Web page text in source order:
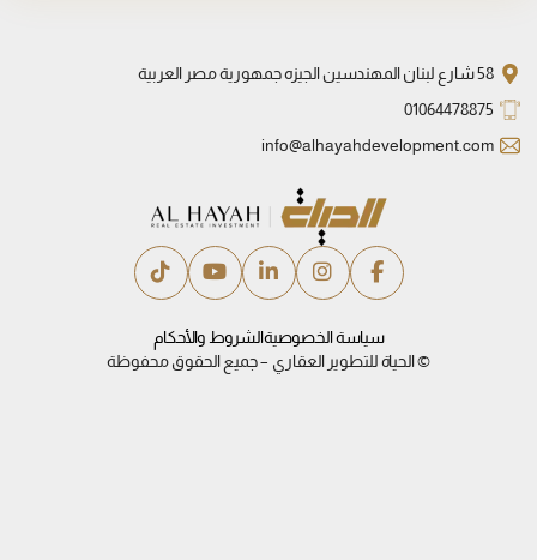
58 شارع لبنان المهندسين الجيزه جمهورية مصر العربية
01064478875
info@alhayahdevelopment.com
سياسة الخصوصيةالشروط والأحكام
© الحياة للتطوير العقاري – جميع الحقوق محفوظة